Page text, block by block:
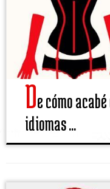
De cómo
idiomas ...